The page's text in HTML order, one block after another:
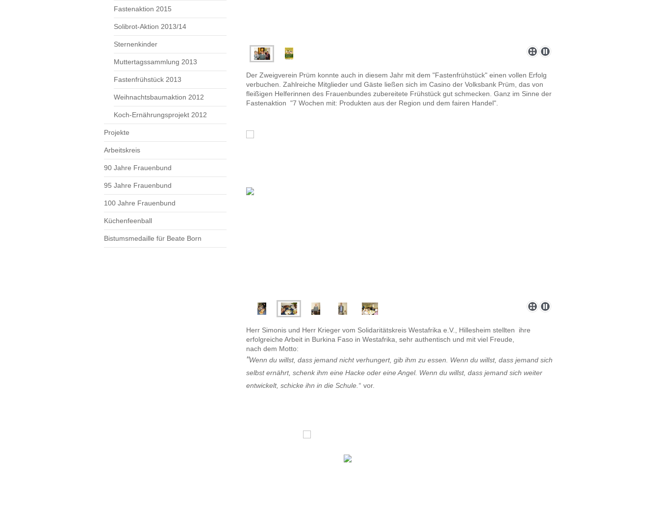
Fastenaktion 2015
Solibrot-Aktion 2013/14
Sternenkinder
Muttertagssammlung 2013
Fastenfrühstück 2013
Weihnachtsbaumaktion 2012
Koch-Ernährungsprojekt 2012
Projekte
Arbeitskreis
90 Jahre Frauenbund
95 Jahre Frauenbund
100 Jahre Frauenbund
Küchenfeenball
Bistumsmedaille für Beate Born
Der Zweigverein Prüm konnte auch in diesem Jahr mit dem "Fastenfrühstück" einen vollen Erfolg
verbuchen. Zahlreiche Mitglieder und Gäste ließen sich im Casino der Volksbank Prüm, das von
fleißigen Helferinnen des Frauenbundes zubereitete Frühstück gut schmecken. Ganz im Sinne der
Fastenaktion "7 Wochen mit: Produkten aus der Region und dem fairen Handel".
Herr Simonis und Herr Krieger vom Solidaritätskreis Westafrika e.V., Hillesheim stellten ihre
erfolgreiche Arbeit in Burkina Faso in Westafrika, sehr authentisch und mit viel Freude,
nach dem Motto:
"Wenn du willst, dass jemand nicht verhungert, gib ihm zu essen. Wenn du willst, dass jemand sich
selbst ernährt, schenk ihm eine Hacke oder eine Angel. Wenn du willst, dass jemand sich weiter
entwickelt, schicke ihn in die Schule.“ vor.